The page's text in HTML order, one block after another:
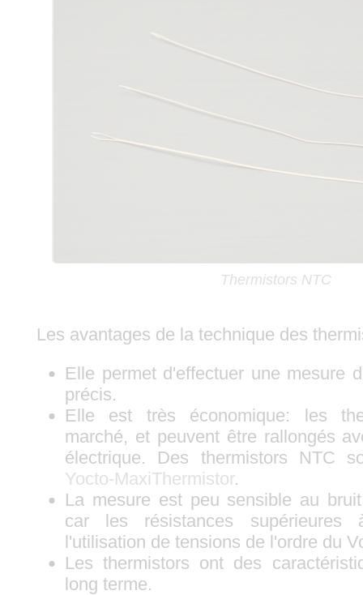
Thermistors NTC
Les avantages de la technique des
Elle permet d'effectuer une mesure
précis.
Elle est très économique: les
marché, et peuvent être rallongés
électrique. Des thermistors NTC
Yocto-MaxiThermistor.
La mesure est peu sensible au
car les résistances supérieures
l'utilisation de tensions de l'ordre du
Les thermistors ont des
long terme.